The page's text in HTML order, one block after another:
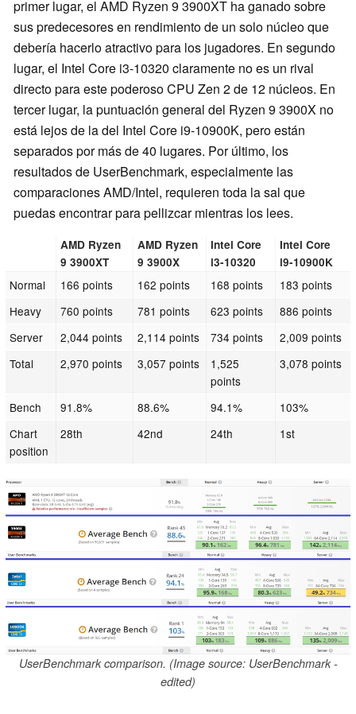
primer lugar, el AMD Ryzen 9 3900XT ha ganado sobre
sus predecesores en rendimiento de un solo núcleo que
debería hacerlo atractivo para los jugadores. En segundo
lugar, el Intel Core i3-10320 claramente no es un rival
directo para este poderoso CPU Zen 2 de 12 núcleos. En
tercer lugar, la puntuación general del Ryzen 9 3900X no
está lejos de la del Intel Core i9-10900K, pero están
separados por más de 40 lugares. Por último, los
resultados de UserBenchmark, especialmente las
comparaciones AMD/Intel, requieren toda la sal que
puedas encontrar para pellizcar mientras los lees.
AMD Ryzen
9 3900XT
AMD Ryzen
9 3900X
Intel Core
i3-10320
Intel Core
i9-10900K
Normal 166 points 162 points 168 points
183 points
Heavy
760 points 781 points 623 points
886 points
Server
2,044 points 2,114 points 734 points
2,009 points
Total
2,970 points 3,057 points
1,525
points
3,078 points
Bench 91.8% 88.6% 94.1%
103%
Chart
position
28th 42nd 24th 1st
UserBenchmark comparison. (Image source: UserBenchmark -
edited)